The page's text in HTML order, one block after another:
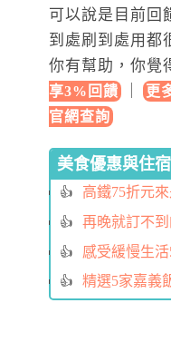
可以說是目前回
到處刷到處用都
你有幫助，你覺
享3%回饋
更
官網查詢
美食優惠與住
高鐵75折元
再晚就訂不
感受緩慢生
精選5家嘉義